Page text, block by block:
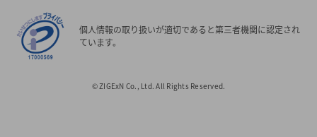
個人情報の取り扱いが適切であると第三者機関に認定され
ています。
© ZIGExN Co., Ltd. All Rights Reserved.